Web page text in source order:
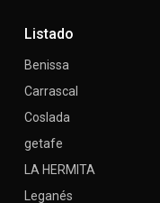
Listado
Benissa
Carrascal
Coslada
getafe
LA HERMITA
Leganés